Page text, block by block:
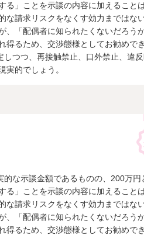
る」ことを示談の内容に加えること
な請求リスクをなくす効力まではな
、「配偶者に知られたくないだろう
得るため、交渉態様としてお勧めで
つつ、再接触禁止、口外禁止、違反
実的でしょう。
な示談金額であるものの、200万円
る」ことを示談の内容に加えること
な請求リスクをなくす効力まではな
、「配偶者に知られたくないだろう
得るため、交渉態様としてお勧めで